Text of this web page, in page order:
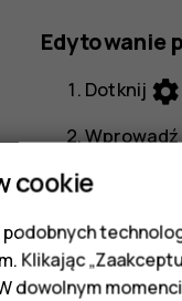
Edytowanie
Dotknij settings
Usuwanie
Dotknijsettings
Dotknij
cookie
Klikając
dowolnym